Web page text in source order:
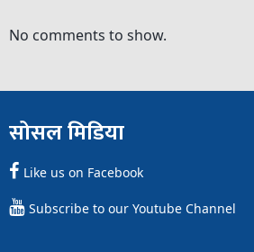
No comments to show.
सोसल मिडिया
Like us on Facebook
Subscribe to our Youtube Channel